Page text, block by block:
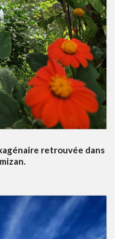
retrouvée dans